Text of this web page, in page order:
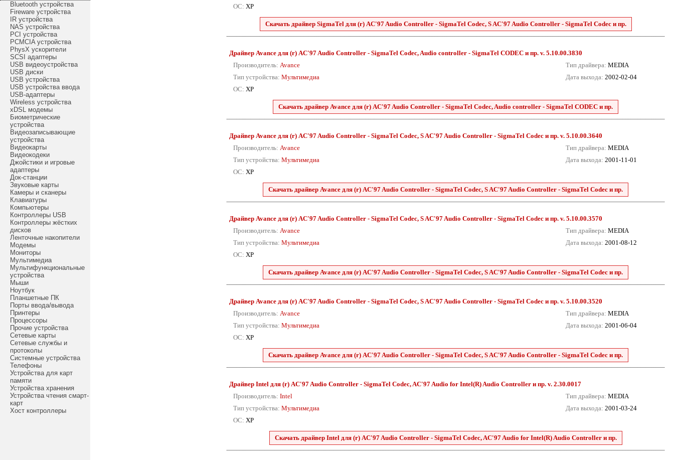
Bluetooth устройства
Fireware устройства
IR устройства
NAS устройства
PCI устройства
PCMCIA устройства
PhysX ускорители
SCSI адаптеры
USB видеоустройства
USB диски
USB устройства
USB устройства ввода
USB-адаптеры
Wireless устройства
xDSL модемы
Биометрические
устройства
Видеозаписывающие
устройства
Видеокарты
Видеокодеки
Джойстики и игровые
адаптеры
Док-станции
Звуковые карты
Камеры и сканеры
Клавиатуры
Компьютеры
Контроллеры USB
Контроллеры жёстких
дисков
Ленточные накопители
Модемы
Мониторы
Мультимедиа
Мультифункциональные
устройства
Мыши
Ноутбук
Планшетные ПК
Порты ввода/вывода
Принтеры
Процессоры
Прочие устройства
Сетевые карты
Сетевые службы и
протоколы
Системные устройства
Телефоны
Устройства для карт
памяти
Устройства хранения
Устройства чтения смарт-
карт
Хост контроллеры
ОС: XP
Скачать драйвер SigmaTel для (r) AC'97 Audio Controller - SigmaTel Codec, S AC'97 Audio Controller - SigmaTel Codec и пр.
Драйвер Avance для (r) AC'97 Audio Controller - SigmaTel Codec, Audio controller - SigmaTel CODEC и пр. v. 5.10.00.3830
Производитель: Avance
Тип устройства: Мультимедиа
ОС: XP
Тип драйвера: MEDIA
Дата выхода: 2002-02-04
Скачать драйвер Avance для (r) AC'97 Audio Controller - SigmaTel Codec, Audio controller - SigmaTel CODEC и пр.
Драйвер Avance для (r) AC'97 Audio Controller - SigmaTel Codec, S AC'97 Audio Controller - SigmaTel Codec и пр. v. 5.10.00.3640
Производитель: Avance
Тип устройства: Мультимедиа
ОС: XP
Тип драйвера: MEDIA
Дата выхода: 2001-11-01
Скачать драйвер Avance для (r) AC'97 Audio Controller - SigmaTel Codec, S AC'97 Audio Controller - SigmaTel Codec и пр.
Драйвер Avance для (r) AC'97 Audio Controller - SigmaTel Codec, S AC'97 Audio Controller - SigmaTel Codec и пр. v. 5.10.00.3570
Производитель: Avance
Тип устройства: Мультимедиа
ОС: XP
Тип драйвера: MEDIA
Дата выхода: 2001-08-12
Скачать драйвер Avance для (r) AC'97 Audio Controller - SigmaTel Codec, S AC'97 Audio Controller - SigmaTel Codec и пр.
Драйвер Avance для (r) AC'97 Audio Controller - SigmaTel Codec, S AC'97 Audio Controller - SigmaTel Codec и пр. v. 5.10.00.3520
Производитель: Avance
Тип устройства: Мультимедиа
ОС: XP
Тип драйвера: MEDIA
Дата выхода: 2001-06-04
Скачать драйвер Avance для (r) AC'97 Audio Controller - SigmaTel Codec, S AC'97 Audio Controller - SigmaTel Codec и пр.
Драйвер Intel для (r) AC'97 Audio Controller - SigmaTel Codec, AC'97 Audio for Intel(R) Audio Controller и пр. v. 2.30.0017
Производитель: Intel
Тип устройства: Мультимедиа
ОС: XP
Тип драйвера: MEDIA
Дата выхода: 2001-03-24
Скачать драйвер Intel для (r) AC'97 Audio Controller - SigmaTel Codec, AC'97 Audio for Intel(R) Audio Controller и пр.